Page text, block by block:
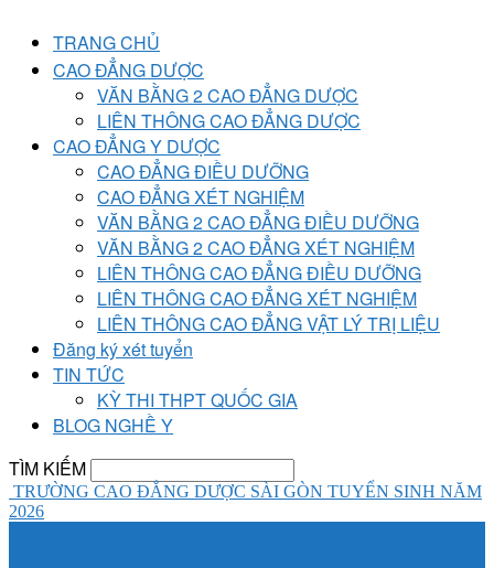
TRANG CHỦ
CAO ĐẲNG DƯỢC
VĂN BẰNG 2 CAO ĐẲNG DƯỢC
LIÊN THÔNG CAO ĐẲNG DƯỢC
CAO ĐẲNG Y DƯỢC
CAO ĐẲNG ĐIỀU DƯỠNG
CAO ĐẲNG XÉT NGHIỆM
VĂN BẰNG 2 CAO ĐẲNG ĐIỀU DƯỠNG
VĂN BẰNG 2 CAO ĐẲNG XÉT NGHIỆM
LIÊN THÔNG CAO ĐẲNG ĐIỀU DƯỠNG
LIÊN THÔNG CAO ĐẲNG XÉT NGHIỆM
LIÊN THÔNG CAO ĐẲNG VẬT LÝ TRỊ LIỆU
Đăng ký xét tuyển
TIN TỨC
KỲ THI THPT QUỐC GIA
BLOG NGHỀ Y
TÌM KIẾM
TRƯỜNG CAO ĐẲNG DƯỢC SÀI GÒN TUYỂN SINH NĂM
2026